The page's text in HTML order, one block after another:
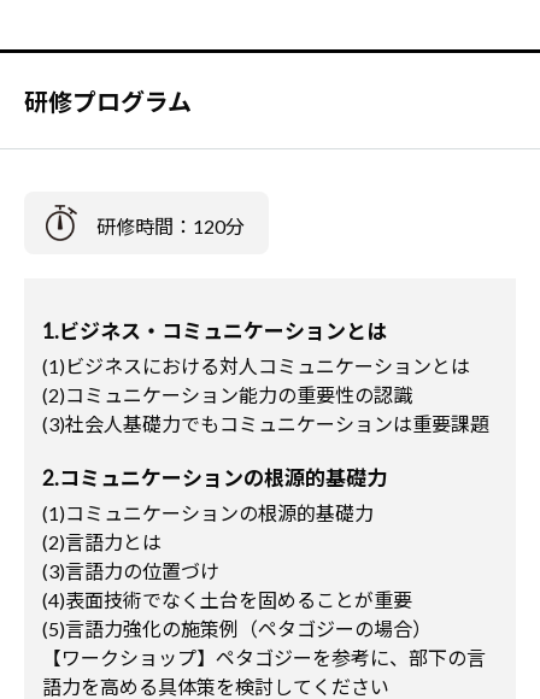
研修プログラム
研修時間：120分
1.ビジネス・コミュニケーションとは
(1)ビジネスにおける対人コミュニケーションとは
(2)コミュニケーション能力の重要性の認識
(3)社会人基礎力でもコミュニケーションは重要課題
2.コミュニケーションの根源的基礎力
(1)コミュニケーションの根源的基礎力
(2)言語力とは
(3)言語力の位置づけ
(4)表面技術でなく土台を固めることが重要
(5)言語力強化の施策例（ペタゴジーの場合）
【ワークショップ】ペタゴジーを参考に、部下の言
語力を高める具体策を検討してください